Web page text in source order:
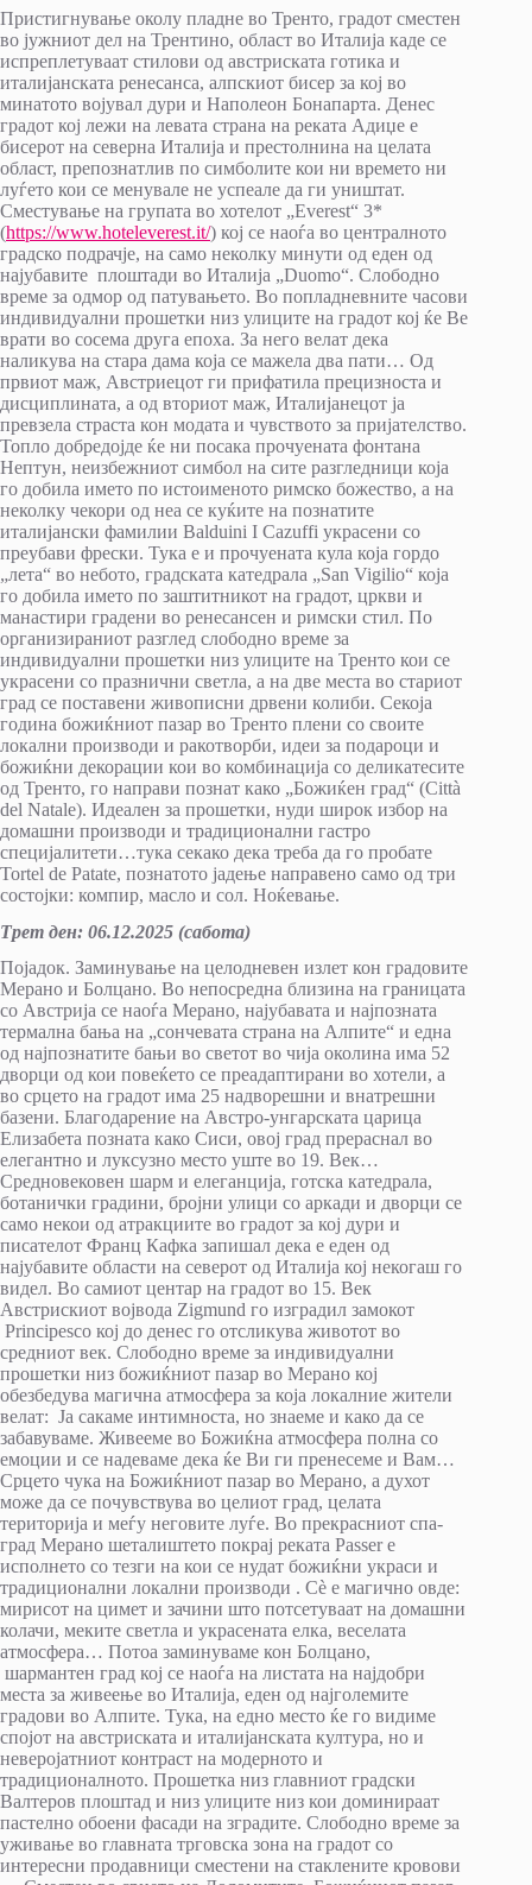
Пристигнување околу пладне во Тренто, градот сместен
во јужниот дел на Трентино, област во Италија каде се
испреплетуваат стилови од австриската готика и
италијанската ренесанса, алпскиот бисер за кој во
минатото војувал дури и Наполеон Бонапарта. Денес
градот кој лежи на левата страна на реката Адиџе е
бисерот на северна Италија и престолнина на целата
област, препознатлив по симболите кои ни времето ни
луѓето кои се менувале не успеале да ги уништат.
Сместување на групата во хотелот „Everest“ 3*
(https://www.hoteleverest.it/) кој се наоѓа во централното
градско подрачје, на само неколку минути од еден од
најубавите плоштади во Италија „Duomo“. Слободно
време за одмор од патувањето. Во попладневните часови
индивидуални прошетки низ улиците на градот кој ќе Ве
врати во сосема друга епоха. За него велат дека
наликува на стара дама која се мажела два пати… Од
првиот маж, Австриецот ги прифатила прецизноста и
дисциплината, а од вториот маж, Италијанецот ја
превзела страста кон модата и чувството за пријателство.
Топло добредојде ќе ни посака прочуената фонтана
Нептун, неизбежниот симбол на сите разгледници која
го добила името по истоименото римско божество, а на
неколку чекори од неа се куќите на познатите
италијански фамилии Balduini I Cazuffi украсени со
преубави фрески. Тука е и прочуената кула која гордо
„лета“ во небото, градската катедрала „San Vigilio“ која
го добила името по заштитникот на градот, цркви и
манастири градени во ренесансен и римски стил. По
организираниот разглед слободно време за
индивидуални прошетки низ улиците на Тренто кои се
украсени со празнични светла, а на две места во стариот
град се поставени живописни дрвени колиби. Секоја
година божиќниот пазар во Тренто плени со своите
локални производи и ракотворби, идеи за подароци и
божиќни декорации кои во комбинација со деликатесите
од Тренто, го направи познат како „Божиќен град“ (Città
del Natale). Идеален за прошетки, нуди широк избор на
домашни производи и традиционални гастро
специјалитети…тука секако дека треба да го пробате
Tortel de Patate, познатото јадење направено само од три
состојки: компир, масло и сол. Ноќевање.
Трет ден: 06.12.2025 (сабота)
Појадок. Заминување на целодневен излет кон градовите
Мерано и Болцано. Во непосредна близина на границата
со Австрија се наоѓа Мерано, најубавата и најпозната
термална бања на „сончевата страна на Алпите“ и една
од најпознатите бањи во светот во чија околина има 52
дворци од кои повеќето се преадаптирани во хотели, а
во срцето на градот има 25 надворешни и внатрешни
базени. Благодарение на Австро-унгарската царица
Елизабета позната како Сиси, овој град прераснал во
елегантно и луксузно место уште во 19. Век…
Средновековен шарм и елеганција, готска катедрала,
ботанички градини, бројни улици со аркади и дворци се
само некои од атракциите во градот за кој дури и
писателот Франц Кафка запишал дека е еден од
најубавите области на северот од Италија кој некогаш го
видел. Во самиот центар на градот во 15. Век
Австрискиот војвода Zigmund го изградил замокот
Principesco кој до денес го отсликува животот во
средниот век. Слободно време за индивидуални
прошетки низ божиќниот пазар во Мерано кој
обезбедува магична атмосфера за која локалние жители
велат: Ја сакаме интимноста, но знаеме и како да се
забавуваме. Живееме во Божиќна атмосфера полна со
емоции и се надеваме дека ќе Ви ги пренесеме и Вам…
Срцето чука на Божиќниот пазар во Мерано, а духот
може да се почувствува во целиот град, целата
територија и меѓу неговите луѓе. Во прекрасниот спа-
град Мерано шеталиштето покрај реката Passer е
исполнето со тезги на кои се нудат божиќни украси и
традиционални локални производи . Сè е магично овде:
мирисот на цимет и зачини што потсетуваат на домашни
колачи, меките светла и украсената елка, веселата
атмосфера… Потоа заминуваме кон Болцано,
шармантен град кој се наоѓа на листата на најдобри
места за живеење во Италија, еден од најголемите
градови во Алпите. Тука, на едно место ќе го видиме
спојот на австриската и италијанската култура, но и
неверојатниот контраст на модерното и
традиционалното. Прошетка низ главниот градски
Валтеров плоштад и низ улиците низ кои доминираат
пастелно обоени фасади на зградите. Слободно време за
уживање во главната трговска зона на градот со
интересни продавници сместени на стаклените кровови